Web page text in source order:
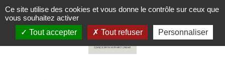
Ce site utilise des cookies et vous donne le contrôle sur ceux que
vous souhaitez activer
Tout accepter
Tout refuser Personnaliser